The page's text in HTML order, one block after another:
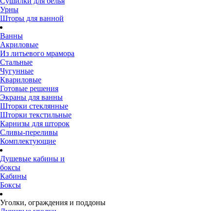
Урны
Шторы для ванной
Ванны
Акриловые
Из литьевого мрамора
Стальные
Чугунные
Квариловые
Готовые решения
Экраны для ванны
Шторки стеклянные
Шторки текстильные
Карнизы для шторок
Сливы-переливы
Комплектующие
Душевые кабины и
боксы
Кабины
Боксы
Уголки, ограждения и поддоны